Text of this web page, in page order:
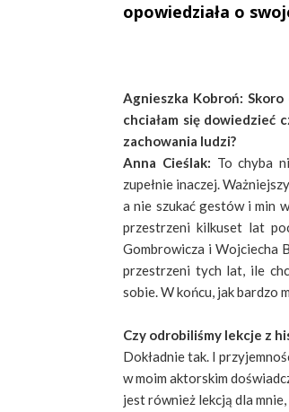
opowiedziała o
Agnieszka Kobroń: Skoro
chciałam się dowiedzieć
zachowania ludzi?
Anna Cieślak: To chyba
zupełnie inaczej.
a nie szukać gestów i min
przestrzeni kilkuset lat
Gombrowicza i Wojciecha
przestrzeni tych lat, ile
sobie. W końcu, jak bardzo
Czy odrobiliśmy lekcje z
Dokładnie tak. I
w moim aktorskim
jest również lekcją dla